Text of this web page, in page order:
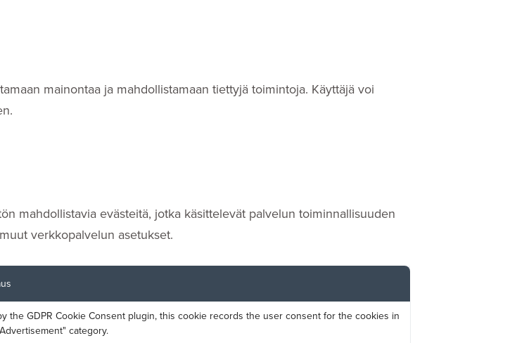
mainontaa ja mahdollistamaan tiettyjä toimintoja. Käyttäjä voi
mahdollistavia evästeitä, jotka käsittelevät palvelun toiminnallisuuden
verkkopalvelun asetukset.
the GDPR Cookie Consent plugin, this cookie records the user consent for the cookies in
category.